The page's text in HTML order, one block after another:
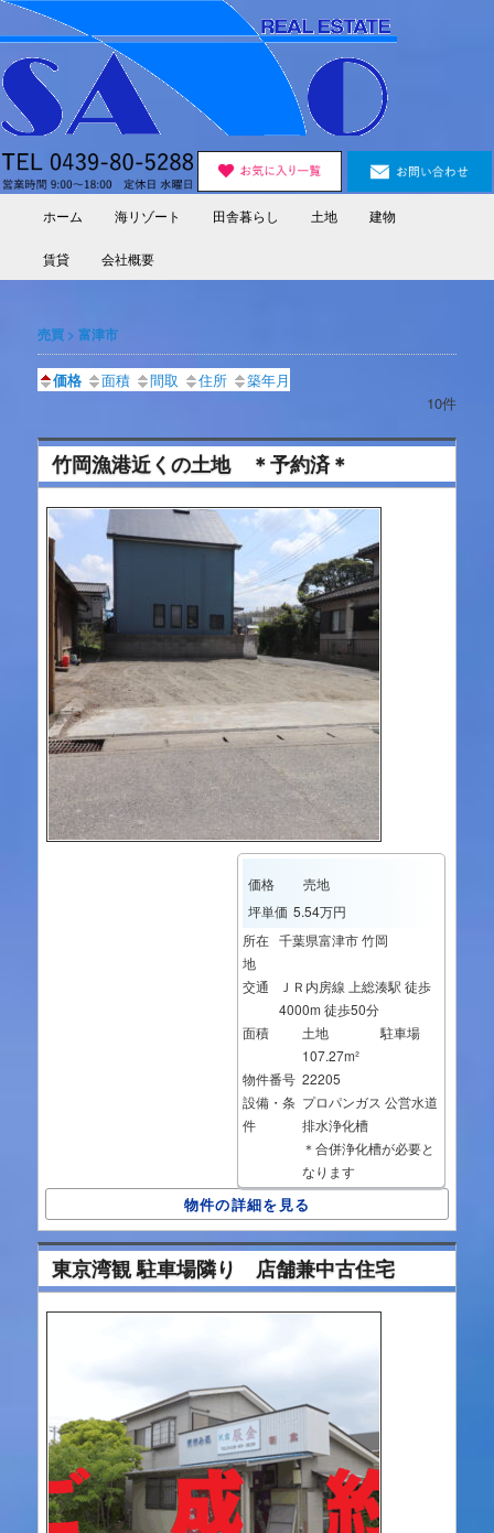
Skip
to
primary
content
Skip
to
secondary
content
ホーム 海リゾート 田舎暮らし 土地 建物
賃貸 会社概要
売買 > 富津市
価格 面積 間取 住所
築年月
10件
竹岡漁港近くの土地 ＊予約済＊
価格
売地
坪単価 5.54万円
所在
地
千葉県富津市 竹岡
交通
ＪＲ内房線 上総湊駅 徒歩
4000m 徒歩50分
面積
土地
107.27m²
駐車場
物件番号 22205
設備・条
件
プロパンガス 公営水道
排水浄化槽
＊合併浄化槽が必要と
なります
物件の詳細を見る
東京湾観 駐車場隣り 店舗兼中古住宅